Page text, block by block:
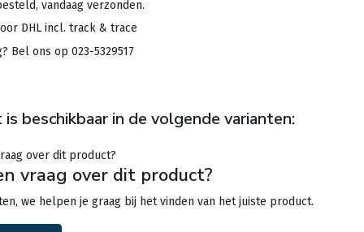
vandaag verzonden.
DHL incl. track & trace
Bel ons op 023-5329517
beschikbaar in de volgende varianten:
vraag over dit product?
we helpen je graag bij het vinden van het juiste product.